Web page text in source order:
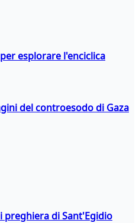
esplorare l'enciclica
del controesodo di Gaza
preghiera di Sant'Egidio